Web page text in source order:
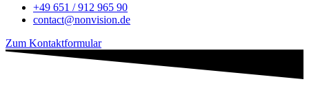
+49 651 / 912 965 90
contact@nonvision.de
Zum Kontaktformular